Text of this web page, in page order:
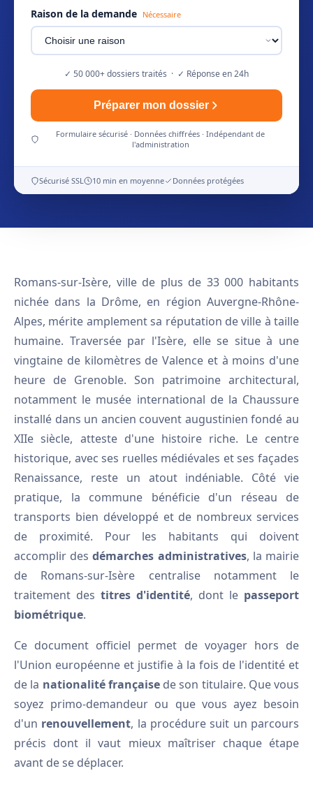
Raison de la demande Nécessaire
✓ 50 000+ dossiers traités · ✓ Réponse en 24h
Préparer mon dossier
Formulaire sécurisé · Données chiffrées · Indépendant de
l'administration
Sécurisé SSL 10 min en moyenne Données protégées
Romans-sur-Isère, ville de plus de 33 000 habitants
nichée dans la Drôme, en région Auvergne-Rhône-
Alpes, mérite amplement sa réputation de ville à taille
humaine. Traversée par l'Isère, elle se situe à une
vingtaine de kilomètres de Valence et à moins d'une
heure de Grenoble. Son patrimoine architectural,
notamment le musée international de la Chaussure
installé dans un ancien couvent augustinien fondé au
XIIe siècle, atteste d'une histoire riche. Le centre
historique, avec ses ruelles médiévales et ses façades
Renaissance, reste un atout indéniable. Côté vie
pratique, la commune bénéficie d'un réseau de
transports bien développé et de nombreux services
de proximité. Pour les habitants qui doivent
accomplir desdémarches administratives, la mairie
de Romans-sur-Isère centralise notamment le
traitement des titres d'identité, dont le passeport
biométrique.
Ce document officiel permet de voyager hors de
l'Union européenne et justifie à la fois de l'identité et
de la nationalité françaisede son titulaire. Que vous
soyez primo-demandeur ou que vous ayez besoin
d'un renouvellement, la procédure suit un parcours
précis dont il vaut mieux maîtriser chaque étape
avant de se déplacer.